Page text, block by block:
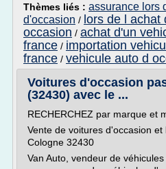
Thèmes liés : assurance lors
d'occasion / lors de l achat
occasion / achat d'un
france / importation
france / vehicule auto d
Voitures d'occasion
(32430) avec le ...
RECHERCHEZ par marque et
Vente de voitures d'occasion
Cologne 32430
Van Auto, vendeur de